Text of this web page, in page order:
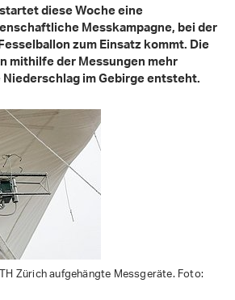
diese Woche eine
Messkampagne, bei der
zum Einsatz kommt. Die
mithilfe der Messungen mehr
im Gebirge entsteht.
Zürich aufgehängte Messgeräte. Foto: